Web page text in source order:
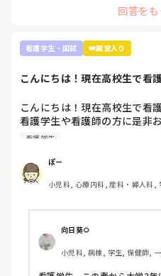
うと悲しくて仕方ないです。
ます。
今、看護師として働いている
べきでしょうか。アドバイス
します。
すが、それでも実習の半分は
す。
看護師になって勉強量が増え
それに、自分の知り合いです
やめて、今はクリニックの外
ている人もいます。お給料は
時とほぼ一緒です。夜勤もあり
こういう道もありますよ。絶
がないという訳では無いです。
むしろ、実習で嫌な思いをも
私は看護師に向いてる人は、
アウトプットできる人だと思
面上では分かりません。少な
さんのこと、指導されたこと
回答を
看護学生・国試 👑殿堂入り
こんにちは！現在高校生で看
こんにちは！現在高校生で看
看護学生や看護師の方に是非
になって後悔していたりやめ
色々と将来に不安が多く是非
看護学生
ぽー
小児科, 心療内科, 産科・婦人科,
向日葵🌻
小児科, 病棟, 学生, 保健師,